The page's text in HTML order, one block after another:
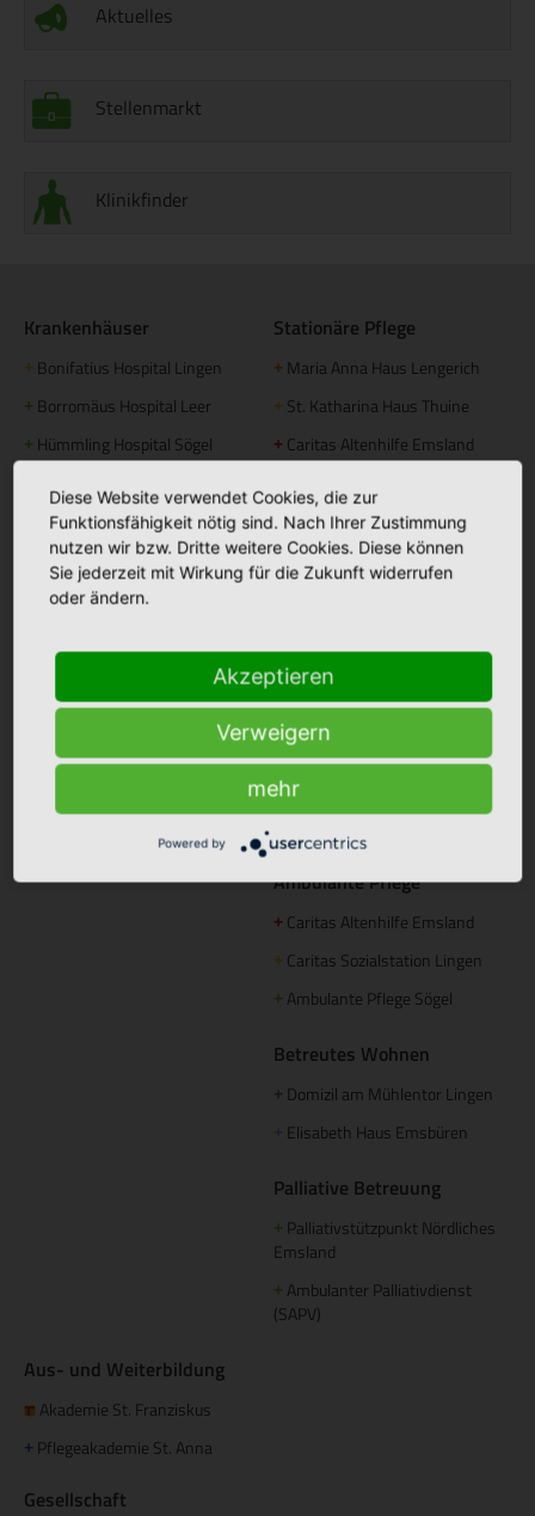
Aktuelles
Stellenmarkt
Klinikfinder
Krankenhäuser
+ Bonifatius Hospital Lingen
+ Borromäus Hospital Leer
+ Hümmling Hospital Sögel
Aschendorf
Facebook
Bonifatius Hospital Lingen
Marien Hospital Papenburg
Stationäre Pflege
+ Maria Anna Haus Lengerich
+ St. Katharina Haus Thuine
+ Caritas Altenhilfe Emsland
+ Johannesstift Dörpen
+ Johannesstift Papenburg
Tagespflege
+Maria Anna Haus Lengerich
Ambulante Pflege
+ Caritas Altenhilfe Emsland
+ Caritas Sozialstation Lingen
+ Ambulante Pflege Sögel
Betreutes Wohnen
Domizil am Mühlentor Lingen
Elisabeth Haus Emsbüren
Palliative Betreuung
+ Palliativstützpunkt Nördliches
Emsland
+ Ambulanter Palliativdienst
(SAPV)
Aus- und Weiterbildung
Akademie St. Franziskus
+ Pflegeakademie St. Anna
Gesellschaft
Diese Website verwendet Cookies, die zur
Funktionsfähigkeit nötig sind. Nach Ihrer Zustimmung
nutzen wir bzw. Dritte weitere Cookies. Diese können
Sie jederzeit mit Wirkung für die Zukunft widerrufen
oder ändern.
Akzeptieren
Verweigern
mehr
Powered by